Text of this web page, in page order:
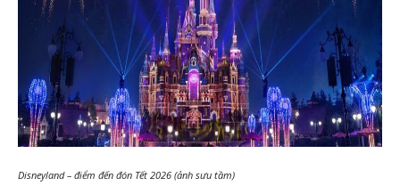
Disneyland – điểm đến đón Tết 2026 (ảnh sưu tầm)